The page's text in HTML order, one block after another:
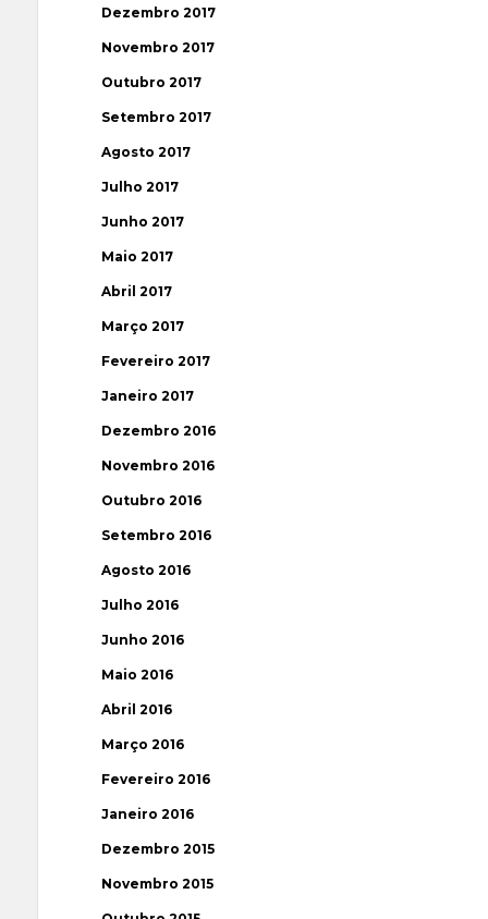
Dezembro 2017
Novembro 2017
Outubro 2017
Setembro 2017
Agosto 2017
Julho 2017
Junho 2017
Maio 2017
Abril 2017
Março 2017
Fevereiro 2017
Janeiro 2017
Dezembro 2016
Novembro 2016
Outubro 2016
Setembro 2016
Agosto 2016
Julho 2016
Junho 2016
Maio 2016
Abril 2016
Março 2016
Fevereiro 2016
Janeiro 2016
Dezembro 2015
Novembro 2015